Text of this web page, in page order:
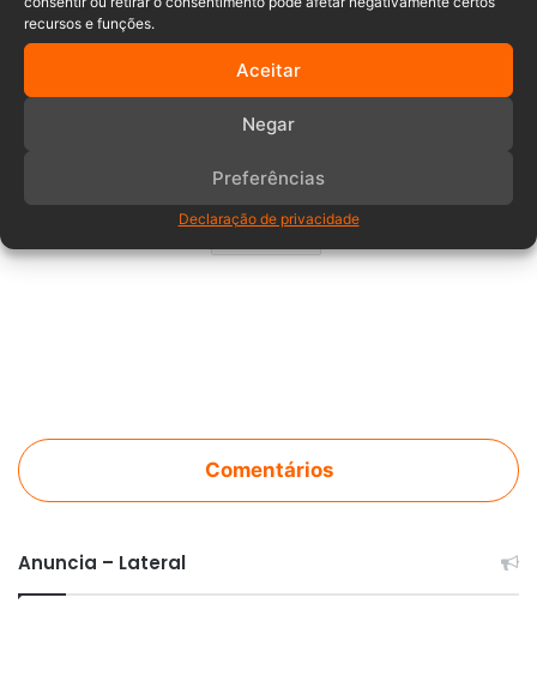
recursos e funções.
Aceitar
Negar
Preferências
Declaração de privacidade
Eventos
Feira do Livro de Timbó
Timbó
Comentários
Anuncia – Lateral